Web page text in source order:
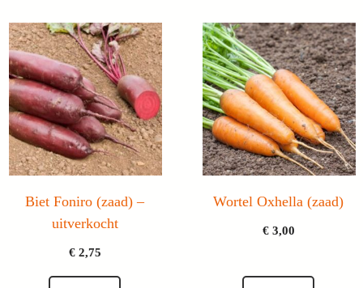
Biet Foniro (zaad) –
uitverkocht
€2,75
Wortel Oxhella (zaad)
€3,00